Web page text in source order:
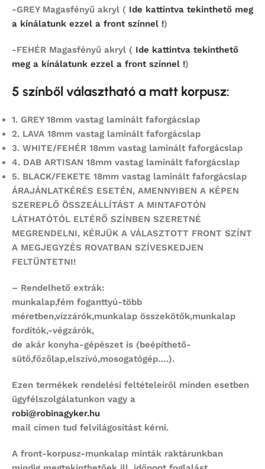
-GREY Magasfényű akryl ( Ide kattintva tekinthető meg
a kínálatunk ezzel a front színnel !)
-FEHÉR Magasfényű akryl ( Ide kattintva tekinthető
meg a kínálatunk ezzel a front színnel !)
5 színből választható a matt korpusz:
1. GREY 18mm vastag laminált faforgácslap
2. LAVA 18mm vastag laminált faforgácslap
3. WHITE/FEHÉR 18mm vastag laminált faforgácslap
4. DAB ARTISAN 18mm vastag laminált faforgácslap
5. BLACK/FEKETE 18mm vastag laminált faforgácslap
ÁRAJÁNLATKÉRÉS ESETÉN, AMENNYIBEN A KÉPEN
SZEREPLŐ ÖSSZEÁLLÍTÁST A MINTAFOTÓN
LÁTHATÓTÓL ELTÉRŐ SZÍNBEN SZERETNÉ
MEGRENDELNI, KÉRJÜK A VÁLASZTOTT FRONT SZÍNT
A MEGJEGYZÉS ROVATBAN SZÍVESKEDJEN
FELTÜNTETNI!
– Rendelhető extrák:
munkalap,fém foganttyú-több
méretben,vízzárók,munkalap összekötők,munkalap
fordítók,-végzárók,
de akár konyha-gépészet is (beépíthető-
sütő,főzőlap,elszívó,mosogatógép….).
Ezen termékek rendelési feltételeiről minden esetben
ügyfélszolgálatunkon vagy a
robi@robinagyker.hu
mail címen tud felvilágosítást kérni.
A front-korpusz-munkalap minták raktárunkban